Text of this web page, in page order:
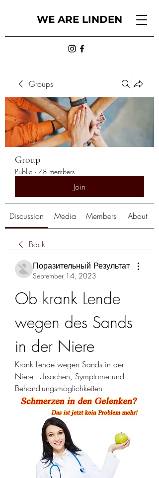
WE ARE LINDEN
Groups
Group
Public · 78 members
Join
Discussion Media Members About
Back
Поразительный Результат
September 14, 2023
Ob krank Lende
wegen des Sands
in der Niere
Krank Lende wegen Sands in der
Niere - Ursachen, Symptome und
Behandlungsmöglichkeiten